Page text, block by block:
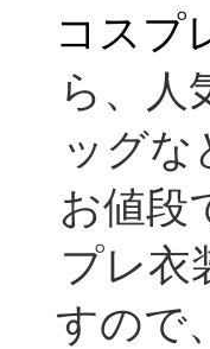
コスプ
ら、人
ッグな
お値段
プレ衣
すので